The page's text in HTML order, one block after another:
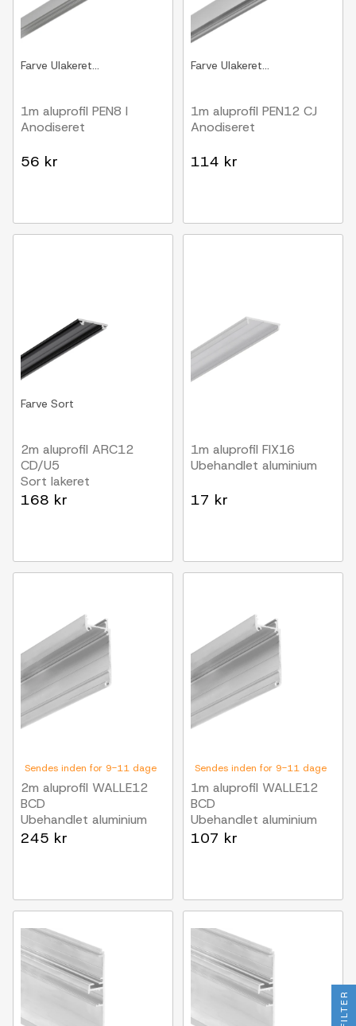
Farve Ulakeret...
1m aluprofil PEN8 I
Anodiseret
56 kr
Farve Ulakeret...
1m aluprofil PEN12 CJ
Anodiseret
114 kr
Farve Sort
2m aluprofil ARC12
CD/U5
Sort lakeret
168 kr
1m aluprofil FIX16
Ubehandlet aluminium
17 kr
Sendes inden for 9-11 dage
2m aluprofil WALLE12
BCD
Ubehandlet aluminium
245 kr
Sendes inden for 9-11 dage
1m aluprofil WALLE12
BCD
Ubehandlet aluminium
107 kr
FILTER